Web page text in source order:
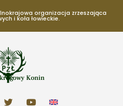
organizacja zrzeszająca
i koła łowieckie.
Konin